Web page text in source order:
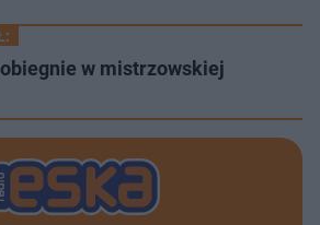
w mistrzowskiej